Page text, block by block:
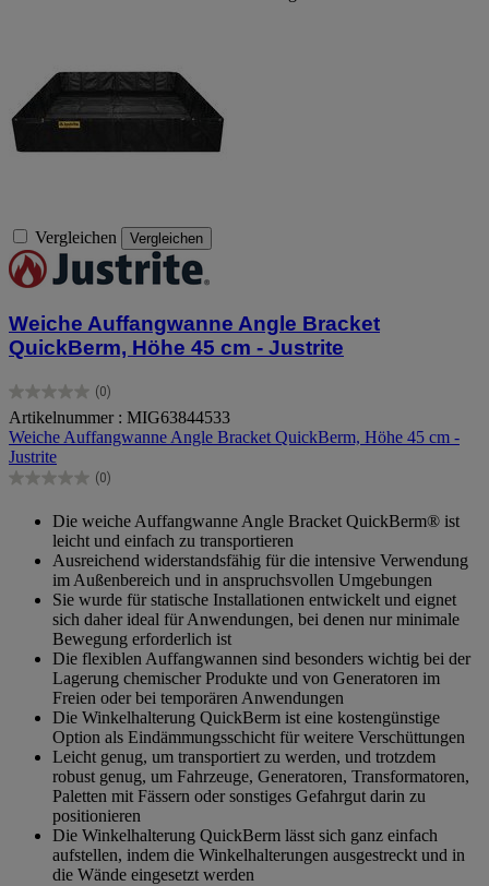
Vergleichen Vergleichen
Weiche Auffangwanne Angle Bracket
QuickBerm, Höhe 45 cm - Justrite
(0)
0.0
von
5
Sternen.
Artikelnummer : MIG63844533
Weiche Auffangwanne Angle Bracket QuickBerm, Höhe 45 cm -
Justrite
(0)
0.0
Sternen.
Die weiche Auffangwanne Angle Bracket QuickBerm® ist
leicht und einfach zu transportieren
Ausreichend widerstandsfähig für die intensive Verwendung
im Außenbereich und in anspruchsvollen Umgebungen
Sie wurde für statische Installationen entwickelt und eignet
sich daher ideal für Anwendungen, bei denen nur minimale
Bewegung erforderlich ist
Die flexiblen Auffangwannen sind besonders wichtig bei der
Lagerung chemischer Produkte und von Generatoren im
Freien oder bei temporären Anwendungen
Die Winkelhalterung QuickBerm ist eine kostengünstige
Option als Eindämmungsschicht für weitere Verschüttungen
Leicht genug, um transportiert zu werden, und trotzdem
robust genug, um Fahrzeuge, Generatoren, Transformatoren,
Paletten mit Fässern oder sonstiges Gefahrgut darin zu
positionieren
Die Winkelhalterung QuickBerm lässt sich ganz einfach
aufstellen, indem die Winkelhalterungen ausgestreckt und in
die Wände eingesetzt werden